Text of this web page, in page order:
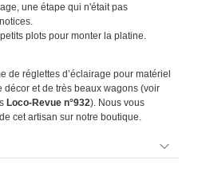
une étape qui n'était pas
plots pour monter la platine.
de réglettes d’éclairage pour matériel
décor et de très beaux wagons (voir
Loco-Revue n°932). Nous vous
cet artisan sur notre boutique.